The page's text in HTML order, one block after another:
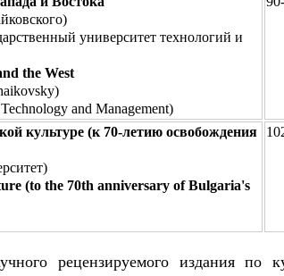
университет технологий и
the West
and Management)
культуре (к 70-летию освобождения
(to the 70th anniversary of Bulgaria's
рецензируемого издания по